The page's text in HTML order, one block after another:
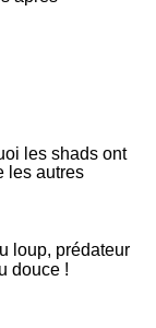
de
d'unités
les shads ont
les autres
loup, prédateur
douce !